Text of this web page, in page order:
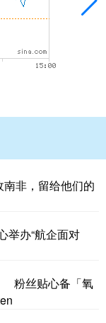
非，留给他们的
举办“航企面对
粉丝贴心备「氧